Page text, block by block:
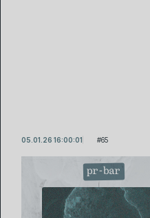
65
05.01.26 16:00:01
pr-bar